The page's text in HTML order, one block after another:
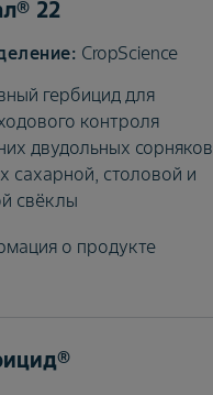
22
CropScience
гербицид для
контроля
двудольных сорняков
сахарной, столовой и
свёклы
о продукте